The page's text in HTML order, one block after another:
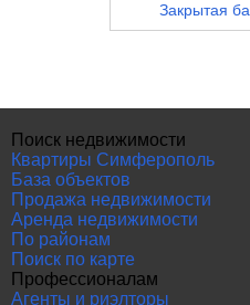
Закрытая
Поиск недвижимости
Квартиры Симферополь
База объектов
Продажа недвижимости
Аренда недвижимости
По районам
Поиск по карте
Профессионалам
Агенты и риэлторы